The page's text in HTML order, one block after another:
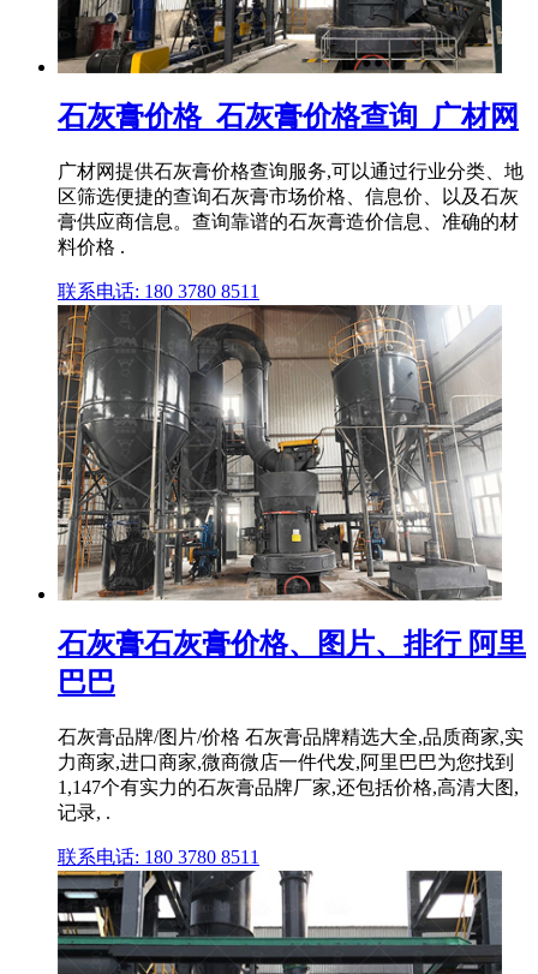
石灰膏价格_石灰膏价格查询_广材网
广材网提供石灰膏价格查询服务,可以通过行业分类、地
区筛选便捷的查询石灰膏市场价格、信息价、以及石灰
膏供应商信息。查询靠谱的石灰膏造价信息、准确的材
料价格 .
联系电话: 180 3780 8511
石灰膏石灰膏价格、图片、排行 阿里
巴巴
石灰膏品牌/图片/价格 石灰膏品牌精选大全,品质商家,实
力商家,进口商家,微商微店一件代发,阿里巴巴为您找到
1,147个有实力的石灰膏品牌厂家,还包括价格,高清大图,
记录, .
联系电话: 180 3780 8511